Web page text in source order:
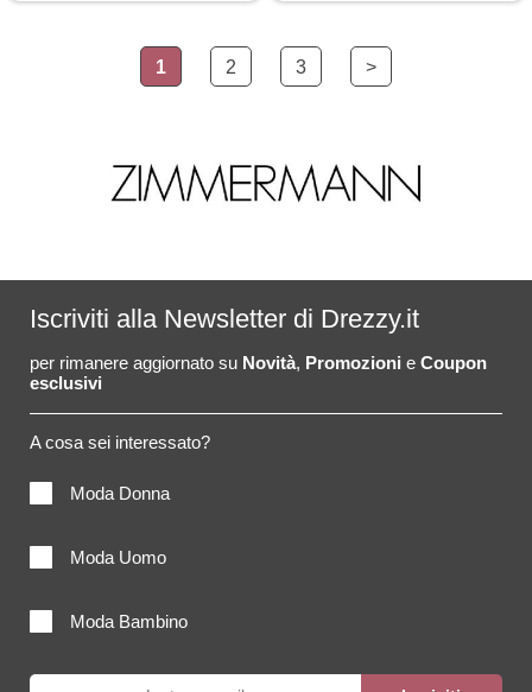
1 2 3 >
Iscriviti alla Newsletter di Drezzy.it
per rimanere aggiornato su Novità, Promozioni e Coupon
esclusivi
A cosa sei interessato?
Moda Donna
Moda Uomo
Moda Bambino